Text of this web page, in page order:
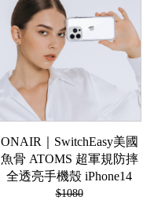
ONAIR｜SwitchEasy美國
魚骨 ATOMS 超軍規防摔
全透亮手機殼 iPhone14
$1080